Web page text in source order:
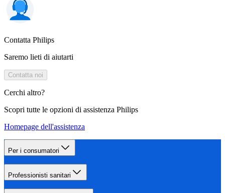
Contatta Philips
Saremo lieti di aiutarti
Contatta noi
Cerchi altro?
Scopri tutte le opzioni di assistenza Philips
Homepage dell'assistenza
Per i consumatori
Professionisti sanitari